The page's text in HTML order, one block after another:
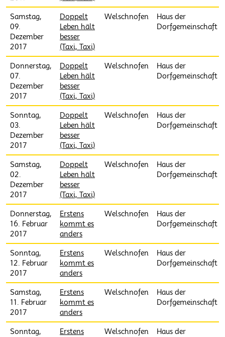
Samstag,
09.
Dezember
2017
Doppelt
Leben hält
besser
(Taxi, Taxi)
Welschnofen
Haus der
Dorfgemeinschaft
Donnerstag,
07.
Dezember
2017
Doppelt
Leben hält
besser
(Taxi, Taxi)
Welschnofen
Haus der
Dorfgemeinschaft
Sonntag,
03.
Dezember
2017
Doppelt
Leben hält
besser
(Taxi, Taxi)
Welschnofen
Haus der
Dorfgemeinschaft
Samstag,
02.
Dezember
2017
Doppelt
Leben hält
besser
(Taxi, Taxi)
Welschnofen
Haus der
Dorfgemeinschaft
Donnerstag,
16. Februar
2017
Erstens
kommt es
anders
Welschnofen
Haus der
Dorfgemeinschaft
Sonntag,
12. Februar
2017
Erstens
kommt es
anders
Welschnofen
Haus der
Dorfgemeinschaft
Samstag,
11. Februar
2017
Erstens
kommt es
anders
Welschnofen
Haus der
Dorfgemeinschaft
Sonntag,
Erstens
Welschnofen
Haus der